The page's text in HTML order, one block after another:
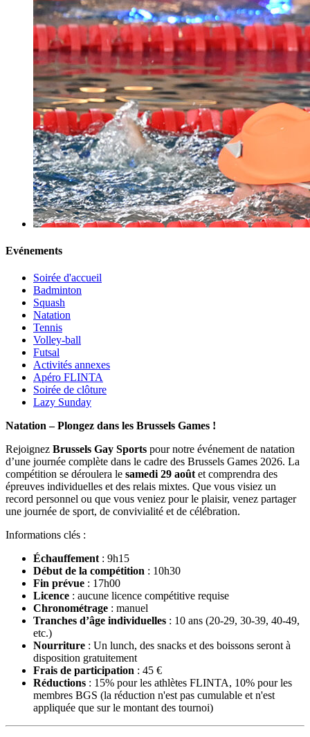
Evénements
Soirée d'accueil
Badminton
Squash
Natation
Tennis
Volley-ball
Futsal
Activités annexes
Apéro FLINTA
Soirée de clôture
Lazy Sunday
Natation – Plongez dans les Brussels Games !
Rejoignez Brussels Gay Sports pour notre événement de natation
d’une journée complète dans le cadre des Brussels Games 2026. La
compétition se déroulera le samedi 29 août et comprendra des
épreuves individuelles et des relais mixtes. Que vous visiez un
record personnel ou que vous veniez pour le plaisir, venez partager
une journée de sport, de convivialité et de célébration.
Informations clés :
Échauffement : 9h15
Début de la compétition : 10h30
Fin prévue : 17h00
Licence : aucune licence compétitive requise
Chronométrage : manuel
Tranches d’âge individuelles : 10 ans (20-29, 30-39, 40-49,
etc.)
Nourriture : Un lunch, des snacks et des boissons seront à
disposition gratuitement
Frais de participation : 45 €
Réductions : 15% pour les athlètes FLINTA, 10% pour les
membres BGS (la réduction n'est pas cumulable et n'est
appliquée que sur le montant des tournoi)